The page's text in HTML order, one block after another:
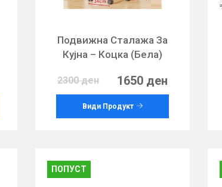
Подвижна Сталажа За
Кујна – Коцка (Бела)
2300 ден 1650 ден
Види Продукт
ПОПУСТ